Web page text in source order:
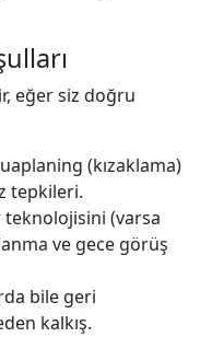
eğer siz doğru
(kızaklama)
tepkileri.
teknolojisini (varsa
ve gece görüş
bile geri
kalkış.